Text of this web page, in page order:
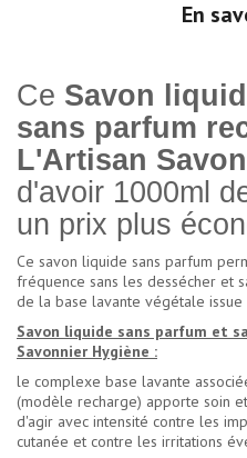
En
Ce Savon
sans parfum
L'Artisan
d'avoir 1000ml
un prix plus
Ce savon liquide sans parfum
fréquence sans les dessécher et
de la base lavante végétale
Savon liquide sans parfum et
Savonnier Hygiène :
le complexe base lavante
(modèle recharge) apporte soin
d'agir avec intensité contre les
cutanée et contre les irritations